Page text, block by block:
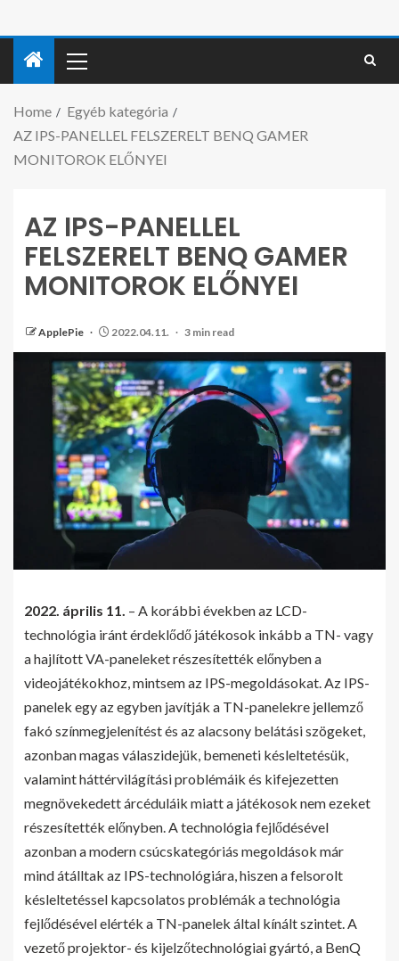
Home
Egyéb kategória
AZ IPS-PANELLEL FELSZERELT BENQ GAMER
MONITOROK ELŐNYEI
AZ IPS-PANELLEL
FELSZERELT BENQ GAMER
MONITOROK ELŐNYEI
ApplePie 2022.04.11. 3 min read
2022. április 11. – A korábbi években az LCD-
technológia iránt érdeklődő játékosok inkább a TN- vagy
a hajlított VA-paneleket részesítették előnyben a
videojátékokhoz, mintsem az IPS-megoldásokat. Az IPS-
panelek egy az egyben javítják a TN-panelekre jellemző
fakó színmegjelenítést és az alacsony belátási szögeket,
azonban magas válaszidejük, bemeneti késleltetésük,
valamint háttérvilágítási problémáik és kifejezetten
megnövekedett árcéduláik miatt a játékosok nem ezeket
részesítették előnyben. A technológia fejlődésével
azonban a modern csúcskategóriás megoldások már
mind átálltak az IPS-technológiára, hiszen a felsorolt
késleltetéssel kapcsolatos problémák a technológia
fejlődésével elérték a TN-panelek által kínált szintet. A
vezető projektor- és kijelzőtechnológiai gyártó, a BenQ